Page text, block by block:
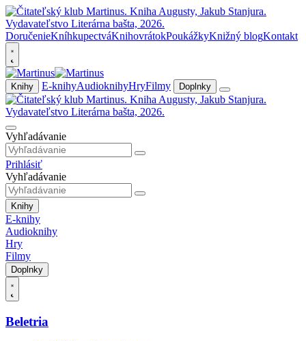
DoručenieKníhkupectváKnihovrátokPoukážkyKnižný blogKontakt
Knihy E-knihyAudioknihyHryFilmy Doplnky
Vyhľadávanie
Prihlásiť
Vyhľadávanie
Knihy
E-knihy
Audioknihy
Hry
Filmy
Doplnky
Beletria